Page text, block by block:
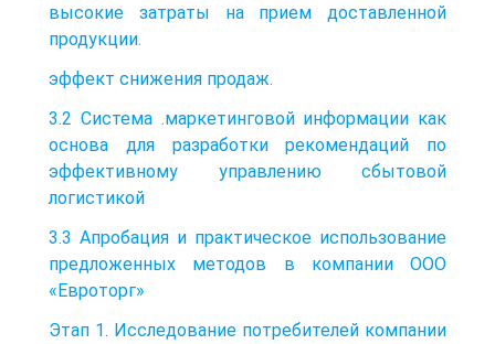
высокие затраты на прием доставленной
продукции.
эффект снижения продаж.
3.2 Система .маркетинговой информации как
основа для разработки рекомендаций по
эффективному управлению сбытовой
логистикой
3.3 Апробация и практическое использование
предложенных методов в компании ООО
«Евроторг»
Этап 1. Исследование потребителей компании